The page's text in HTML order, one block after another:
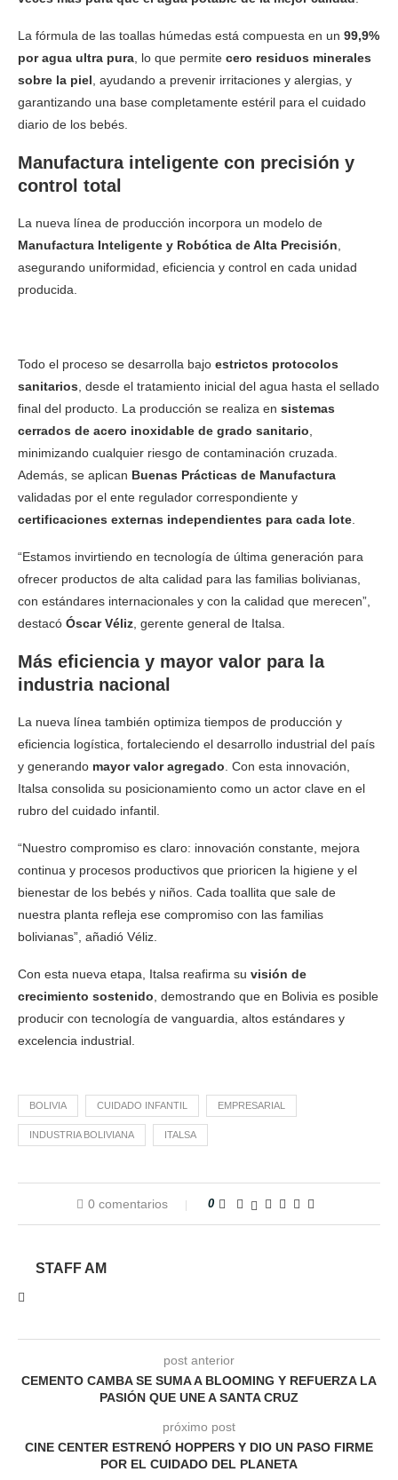
La fórmula de las toallas húmedas está compuesta en un 99,9%
por agua ultra pura , lo que permite cero residuos minerales
sobre la piel , ayudando a prevenir irritaciones y alergias, y
garantizando una base completamente estéril para el cuidado
diario de los bebés.
Manufactura inteligente con precisión y
control total
La nueva línea de producción incorpora un modelo de
Manufactura Inteligente y Robótica de Alta Precisión
asegurando uniformidad, eficiencia y control en cada unidad
producida.
Todo el proceso se desarrolla bajo estrictos protocolos
sanitarios , desde el tratamiento inicial del agua hasta el sellado
final del producto. La producción se realiza en sistemas
cerrados de acero inoxidable de grado sanitario
minimizando cualquier riesgo de contaminación cruzada.
Además, se aplican Buenas Prácticas de Manufactura
validadas por el ente regulador correspondiente y
certificaciones externas independientes para cada lote
“Estamos invirtiendo en tecnología de última generación para
ofrecer productos de alta calidad para las familias bolivianas,
con estándares internacionales y con la calidad que merecen”,
destacó Óscar Véliz , gerente general de Italsa.
Más eficiencia y mayor valor para la
industria nacional
La nueva línea también optimiza tiempos de producción y
eficiencia logística, fortaleciendo el desarrollo industrial del país
y generando mayor valor agregado . Con esta innovación,
Italsa consolida su posicionamiento como un actor clave en el
rubro del cuidado infantil.
“Nuestro compromiso es claro: innovación constante, mejora
continua y procesos productivos que prioricen la higiene y el
bienestar de los bebés y niños. Cada toallita que sale de
nuestra planta refleja ese compromiso con las familias
bolivianas”, añadió Véliz.
Con esta nueva etapa, Italsa reafirma su visión de
crecimiento sostenido , demostrando que en Bolivia es posible
producir con tecnología de vanguardia, altos estándares y
excelencia industrial.
BOLIVIA CUIDADO INFANTIL EMPRESARIAL
INDUSTRIA BOLIVIANA ITALSA
0 comentarios 0
STAFF AM
post anterior
CEMENTO CAMBA SE SUMA A BLOOMING Y REFUERZA LA
PASIÓN QUE UNE A SANTA CRUZ
próximo post
CINE CENTER ESTRENÓ HOPPERS Y DIO UN PASO FIRME
POR EL CUIDADO DEL PLANETA